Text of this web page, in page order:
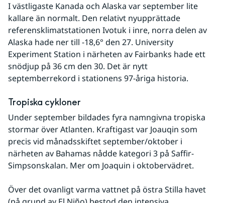
I västligaste Kanada och Alaska var september lite
kallare än normalt. Den relativt nyupprättade
referensklimatstationen Ivotuk i inre, norra delen av
Alaska hade ner till -18,6° den 27. University
Experiment Station i närheten av Fairbanks hade ett
snödjup på 36 cm den 30. Det är nytt
septemberrekord i stationens 97-åriga historia.
Tropiska cykloner
Under september bildades fyra namngivna tropiska
stormar över Atlanten. Kraftigast var Joauqin som
precis vid månadsskiftet september/oktober i
närheten av Bahamas nådde kategori 3 på Saffir-
Simpsonskalan. Mer om Joaquin i oktobervädret.
Över det ovanligt varma vattnet på östra Stilla havet